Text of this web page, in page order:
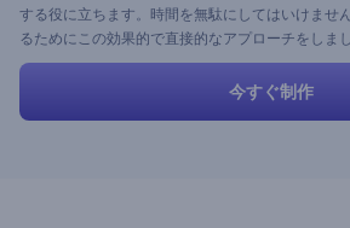
する役に立ちます。時間を無駄にしてはいけませ
るためにこの効果的で直接的なアプローチをしまし
今すぐ制作